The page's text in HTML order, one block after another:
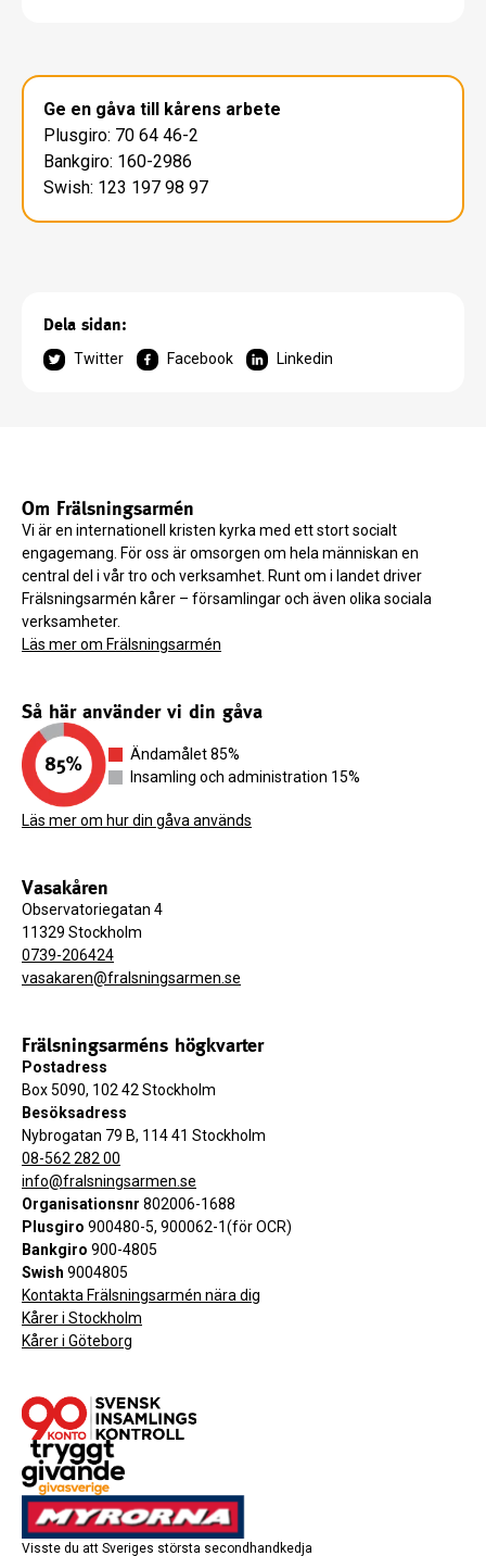
Ge en gåva till kårens arbete
Plusgiro: 70 64 46-2
Bankgiro: 160-2986
Swish: 123 197 98 97
Dela sidan:
Twitter Facebook Linkedin
Om Frälsningsarmén
Vi är en internationell kristen kyrka med ett stort socialt
engagemang. För oss är omsorgen om hela människan en
central del i vår tro och verksamhet. Runt om i landet driver
Frälsningsarmén kårer – församlingar och även olika sociala
verksamheter.
Läs mer om Frälsningsarmén
Så här använder vi din gåva
Ändamålet 85%
Insamling och administration 15%
Läs mer om hur din gåva används
Vasakåren
Observatoriegatan 4
11329 Stockholm
0739-206424
vasakaren@fralsningsarmen.se
Frälsningsarméns högkvarter
Postadress
Box 5090, 102 42 Stockholm
Besöksadress
Nybrogatan 79 B, 114 41 Stockholm
08-562 282 00
info@fralsningsarmen.se
Organisationsnr 802006-1688
Plusgiro 900480-5, 900062-1(för OCR)
Bankgiro 900-4805
Swish 9004805
Kontakta Frälsningsarmén nära dig
Kårer i Stockholm
Kårer i Göteborg
Visste du att Sveriges största secondhandkedja